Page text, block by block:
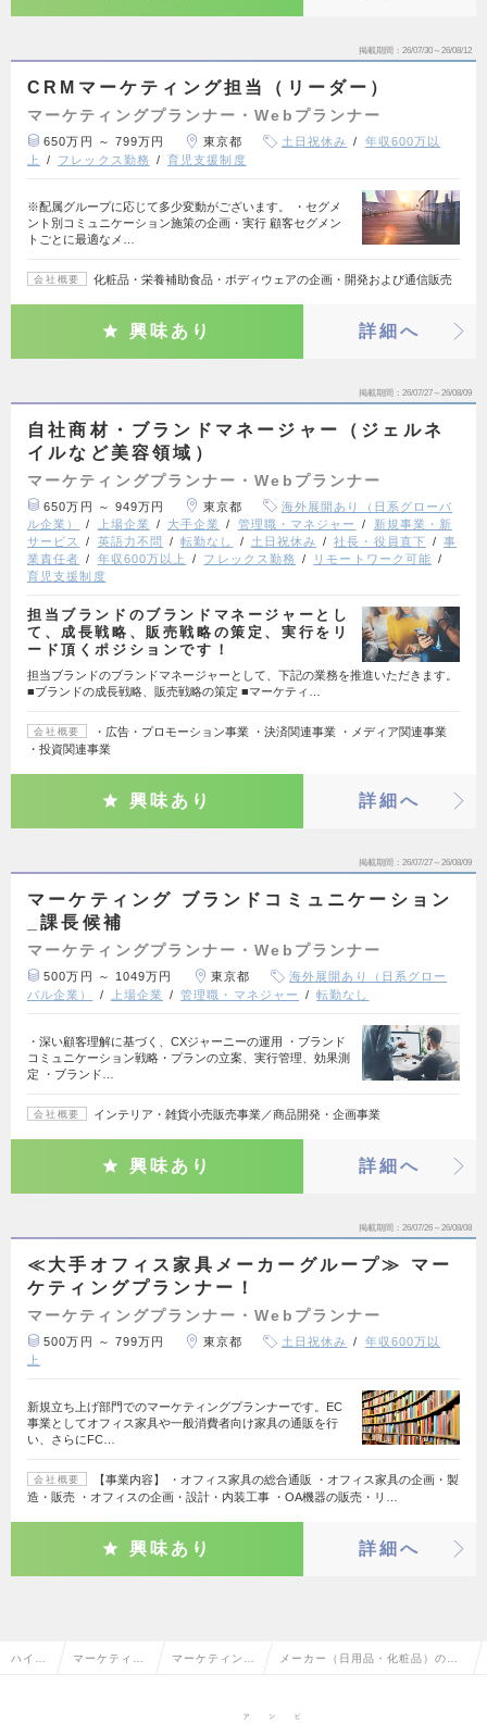
掲載期間 26/07/30～26/08/12
CRMマーケティング担当（リーダー）
マーケティングプランナー・Webプランナー
650万円 ～ 799万円 東京都 土日祝休み
年収600万以
上
フレックス勤務 育児支援制度
※配属グループに応じて多少変動がございます。 ・セグメ
ント別コミュニケーション施策の企画・実行 顧客セグメン
トごとに最適なメ…
会社概要 化粧品・栄養補助食品・ボディウェアの企画・開発および通信販売
興味あり 詳細へ
掲載期間 26/07/27～26/08/09
自社商材・ブランドマネージャー（ジェルネ
イルなど美容領域）
マーケティングプランナー・Webプランナー
650万円 ～ 949万円 東京都
海外展開あり（日系グローバ
ル企業）
上場企業 大手企業 管理職・マネジャー
新規事業・新
サービス
英語力不問 転勤なし 土日祝休み 社長・役員直下
事
業責任者
年収600万以上 フレックス勤務
リモートワーク可能
育児支援制度
担当ブランドのブランドマネージャーとし
て、成長戦略、販売戦略の策定、実行をリ
ード頂くポジションです！
担当ブランドのブランドマネージャーとして、下記の業務を推進いただきます。
■ブランドの成長戦略、販売戦略の策定 ■マーケティ…
会社概要
・広告・プロモーション事業 ・決済関連事業 ・メディア関連事業
・投資関連事業
興味あり 詳細へ
掲載期間 26/07/27～26/08/09
マーケティング ブランドコミュニケーション
_課長候補
マーケティングプランナー・Webプランナー
500万円 ～ 1049万円 東京都
海外展開あり（日系グロー
バル企業）
上場企業 管理職・マネジャー 転勤なし
・深い顧客理解に基づく、CXジャーニーの運用 ・ブランド
コミュニケーション戦略・プランの立案、実行管理、効果測
定 ・ブランド…
会社概要 インテリア・雑貨小売販売事業／商品開発・企画事業
興味あり 詳細へ
掲載期間 26/07/26～26/08/08
≪大手オフィス家具メーカーグループ≫ マー
ケティングプランナー！
マーケティングプランナー・Webプランナー
500万円 ～ 799万円 東京都 土日祝休み
年収600万以
上
新規立ち上げ部門でのマーケティングプランナーです。EC
事業としてオフィス家具や一般消費者向け家具の通販を行
い、さらにFC…
会社概要
【事業内容】 ・オフィス家具の総合通販 ・オフィス家具の企画・製
造・販売 ・オフィスの企画・設計・内装工事 ・OA機器の販売・リ…
興味あり 詳細へ
ハイク マーケティン マーケティング メーカー（日用品・化粧品）のマ